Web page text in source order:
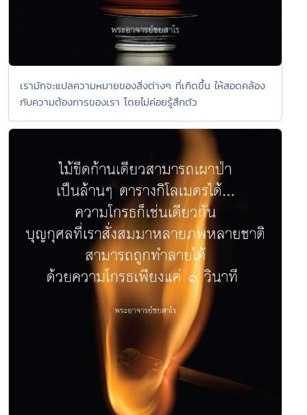
เรามักจะแปลความหมายของสิ่งต่างๆ ที่เกิดขึ้น ให้สอดคล้อง
กับความต้องการของเรา โดยไม่ค่อยรู้สึกตัว